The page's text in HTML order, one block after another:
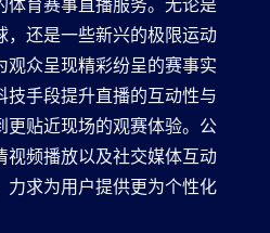
体育赛事直播服务。无论是
，还是一些新兴的极限运动
观众呈现精彩纷呈的赛事实
技手段提升直播的互动性与
更贴近现场的观赛体验。公
视频播放以及社交媒体互动
力求为用户提供更为个性化